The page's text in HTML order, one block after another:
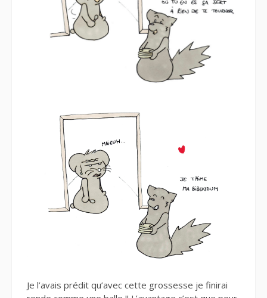
Je l’avais prédit qu’avec cette grossesse je finirai